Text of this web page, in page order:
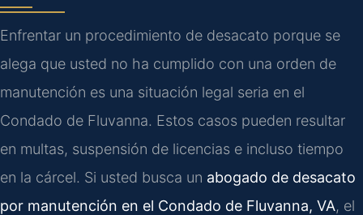
Enfrentar un procedimiento de desacato porque se
alega que usted no ha cumplido con una orden de
manutención es una situación legal seria en el
Condado de Fluvanna. Estos casos pueden resultar
en multas, suspensión de licencias e incluso tiempo
en la cárcel. Si usted busca un abogado de desacato
por manutención en el Condado de Fluvanna, VA, el